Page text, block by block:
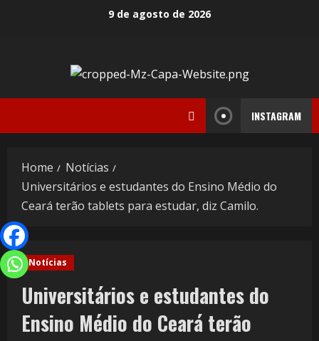
9 de agosto de 2026
INSTAGRAM
Home
Notícias
Universitários e estudantes do Ensino Médio do
Ceará terão tablets para estudar, diz Camilo.
Notícias
Universitários e estudantes do
Ensino Médio do Ceará terão